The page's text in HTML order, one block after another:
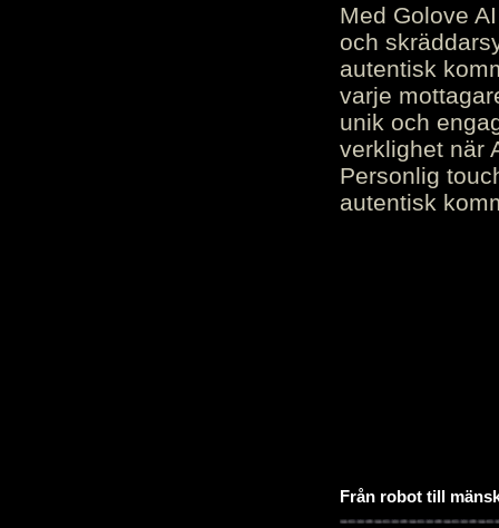
Med Golove
och
autentisk
varje
unik och
verklighet när
Personlig
autentisk
Från robot till